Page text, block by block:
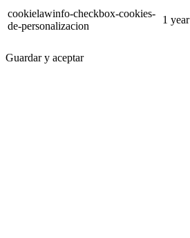
cookielawinfo-checkbox-cookies-
de-personalizacion
1 year
Guardar y aceptar